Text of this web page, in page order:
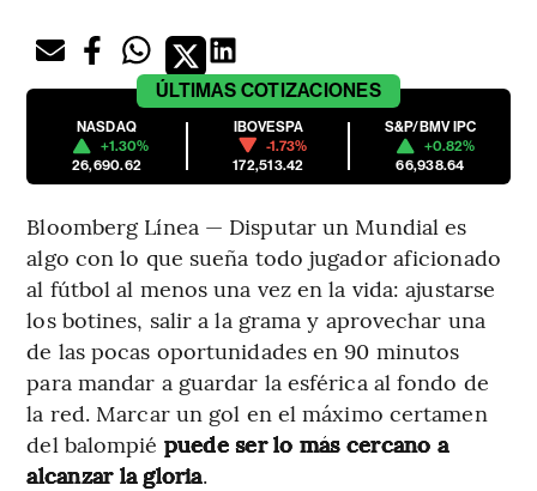
ÚLTIMAS COTIZACIONES
NASDAQ
+1.30%
26,690.62
IBOVESPA
-1.73%
172,513.42
S&P/BMV IPC
+0.82%
66,938.64
Bloomberg Línea — Disputar un Mundial es
algo con lo que sueña todo jugador aficionado
al fútbol al menos una vez en la vida: ajustarse
los botines, salir a la grama y aprovechar una
de las pocas oportunidades en 90 minutos
para mandar a guardar la esférica al fondo de
la red. Marcar un gol en el máximo certamen
del balompié puede ser lo más cercano a
alcanzar la gloria.